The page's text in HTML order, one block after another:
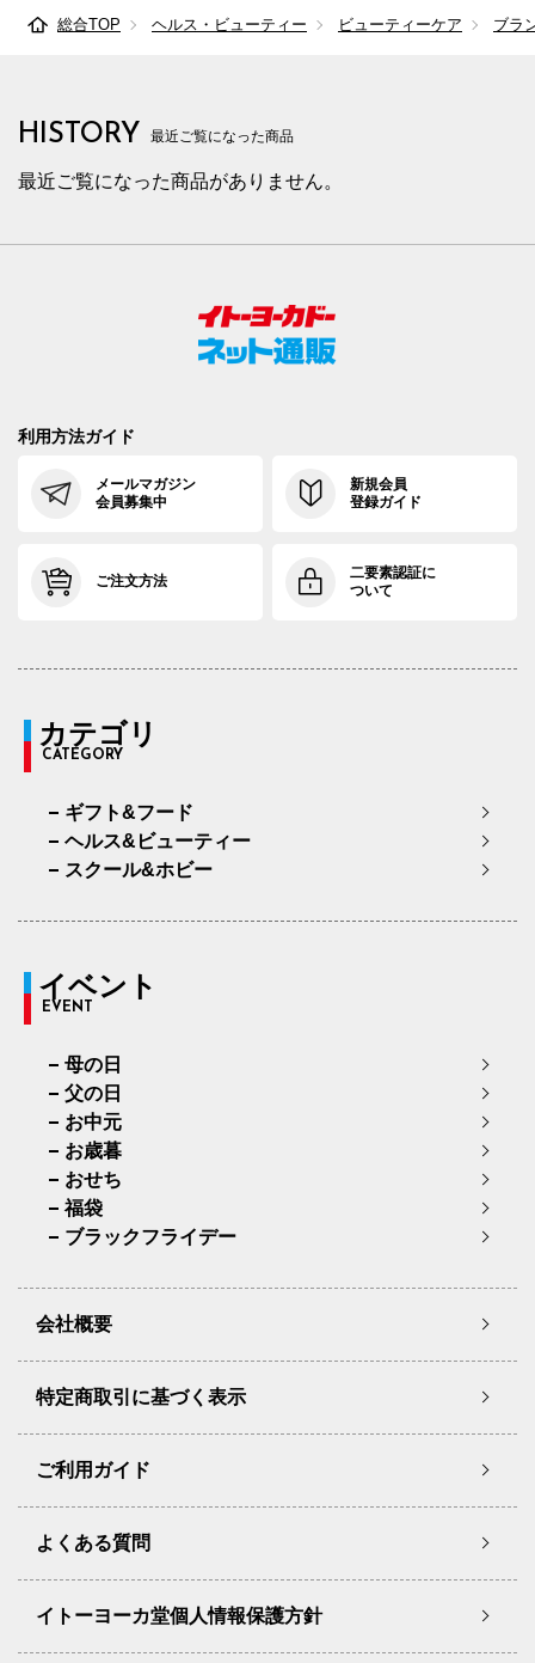
総合TOP ヘルス・ビューティー ビューティーケア ブラ
HISTORY 最近ご覧になった商品
最近ご覧になった商品がありません。
利用方法ガイド
メールマガジン
会員募集中
新規会員
登録ガイド
ご注文方法
二要素認証に
ついて
カテゴリ
CATEGORY
ギフト&フード
ヘルス&ビューティー
スクール&ホビー
イベント
EVENT
母の日
父の日
お中元
お歳暮
おせち
福袋
ブラックフライデー
会社概要
特定商取引に基づく表示
ご利用ガイド
よくある質問
イトーヨーカ堂個人情報保護方針